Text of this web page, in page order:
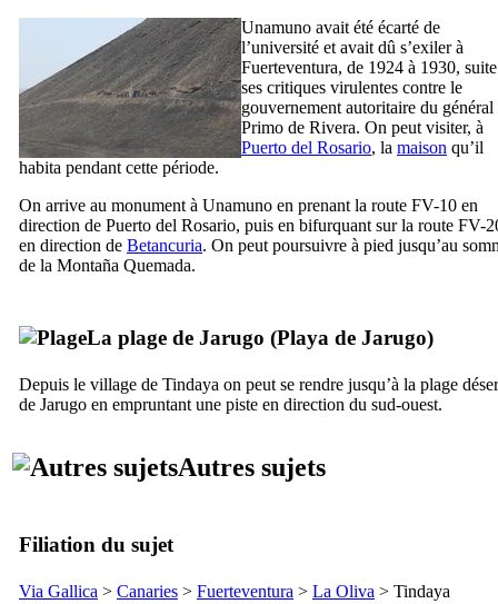
Unamuno avait été écarté de
l’université et avait dû s’exiler à
Fuerteventura, de 1924 à 1930,
ses critiques virulentes contre le
gouvernement autoritaire du général
Primo de Rivera. On peut visiter, à
Puerto del Rosario, la maison qu’il
habita pendant cette période.
On arrive au monument à Unamuno en prenant la route FV-10 en
direction de Puerto del Rosario, puis en bifurquant sur la route FV-
en direction de Betancuria. On peut poursuivre à pied jusqu’au
de la Montaña Quemada.
La plage de Jarugo (Playa de Jarugo)
Depuis le village de Tindaya on peut se rendre jusqu’à la plage
de Jarugo en empruntant une piste en direction du sud-ouest.
Autres sujets
Filiation du sujet
Via Gallica > Canaries > Fuerteventura > La Oliva > Tindaya